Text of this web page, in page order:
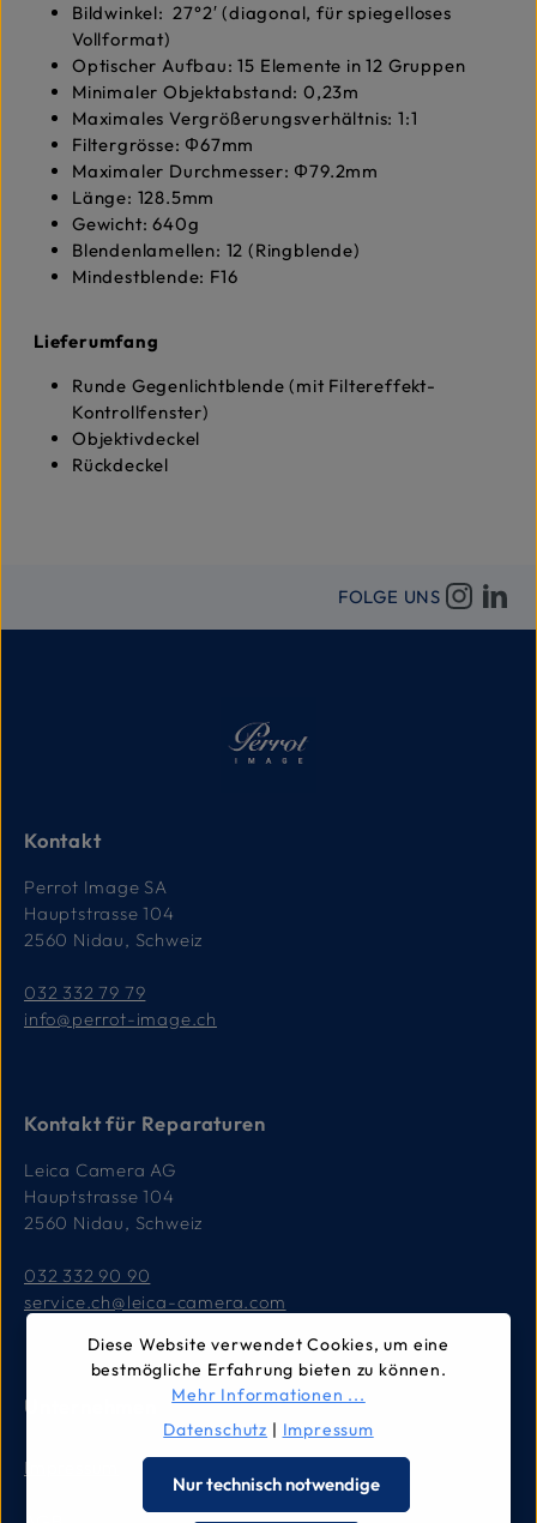
Bildwinkel: 27°2′ (diagonal, für spiegelloses
Vollformat)
Optischer Aufbau: 15 Elemente in 12 Gruppen
Minimaler Objektabstand: 0,23m
Maximales Vergrößerungsverhältnis: 1:1
Filtergrösse: Φ67mm
Maximaler Durchmesser: Φ79.2mm
Länge: 128.5mm
Gewicht: 640g
Blendenlamellen: 12 (Ringblende)
Mindestblende: F16
Lieferumfang
Runde Gegenlichtblende (mit Filtereffekt-
Kontrollfenster)
Objektivdeckel
Rückdeckel
FOLGE UNS
Kontakt
Perrot Image SA
Hauptstrasse 104
2560 Nidau, Schweiz
032 332 79 79
info@perrot-image.ch
Kontakt für Reparaturen
Leica Camera AG
Hauptstrasse 104
2560 Nidau, Schweiz
032 332 90 90
service.ch@leica-camera.com
Unternehmen
Impressum
Diese Website verwendet Cookies, um eine
bestmögliche Erfahrung bieten zu können.
Mehr Informationen ...
Datenschutz | Impressum
Nur technisch notwendige